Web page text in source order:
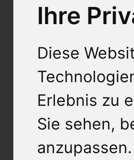
Ihre
Diese
Erlebnis zu
Sie sehen,